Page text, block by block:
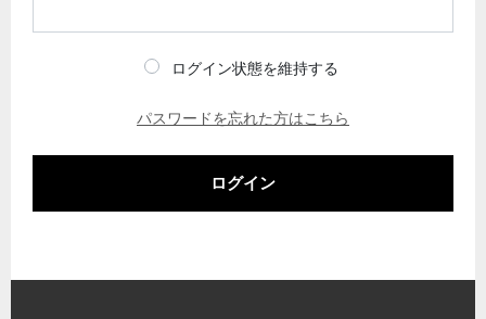
ログイン状態を維持する
パスワードを忘れた方はこちら
ログイン